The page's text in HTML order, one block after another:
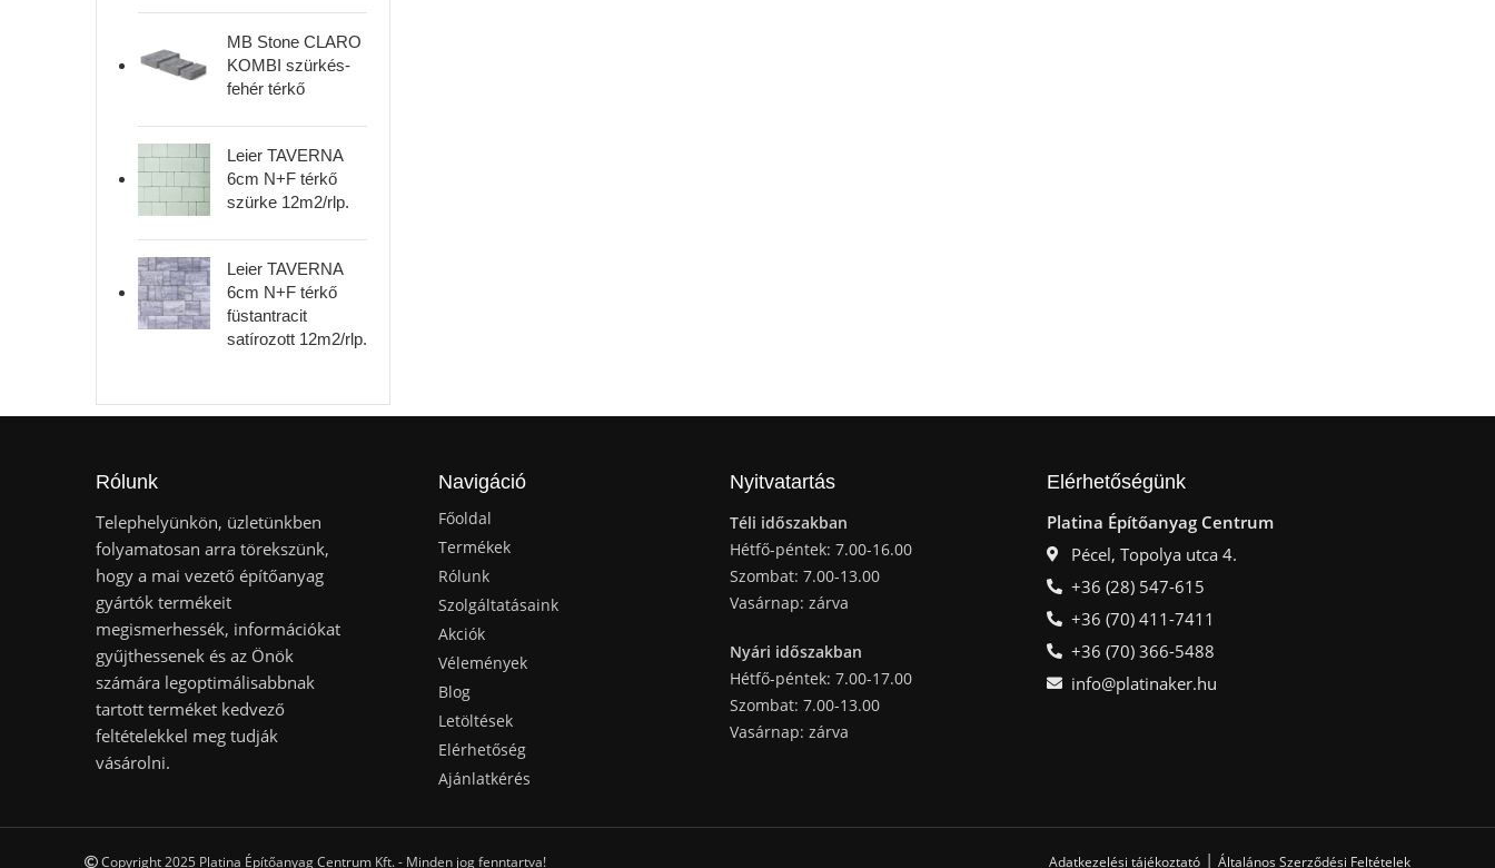
MB Stone CLARO
KOMBI szürkés-
fehér térkő
Leier TAVERNA
6cm N+F térkő
szürke 12m2/rlp.
Leier TAVERNA
6cm N+F térkő
füstantracit
satírozott 12m2/rlp.
Rólunk
Telephelyünkön, üzletünkben
folyamatosan arra törekszünk,
hogy a mai vezető építőanyag
gyártók termékeit
megismerhessék, információkat
gyűjthessenek és az Önök
számára legoptimálisabbnak
tartott terméket kedvező
feltételekkel meg tudják
vásárolni.
Navigáció
Főoldal
Termékek
Rólunk
Szolgáltatásaink
Akciók
Vélemények
Blog
Letöltések
Elérhetőség
Ajánlatkérés
Nyitvatartás
Téli időszakban
Hétfő-péntek: 7.00-16.00
Szombat: 7.00-13.00
Vasárnap: zárva
Nyári időszakban
Hétfő-péntek: 7.00-17.00
Szombat: 7.00-13.00
Vasárnap: zárva
Elérhetőségünk
Platina Építőanyag Centrum
Pécel, Topolya utca 4.
+36 (28) 547-615
+36 (70) 411-7411
+36 (70) 366-5488
info@platinaker.hu
Copyright 2025 Platina Építőanyag Centrum Kft. - Minden jog fenntartva! Adatkezelési tájékoztató | Általános Szerződési Feltételek